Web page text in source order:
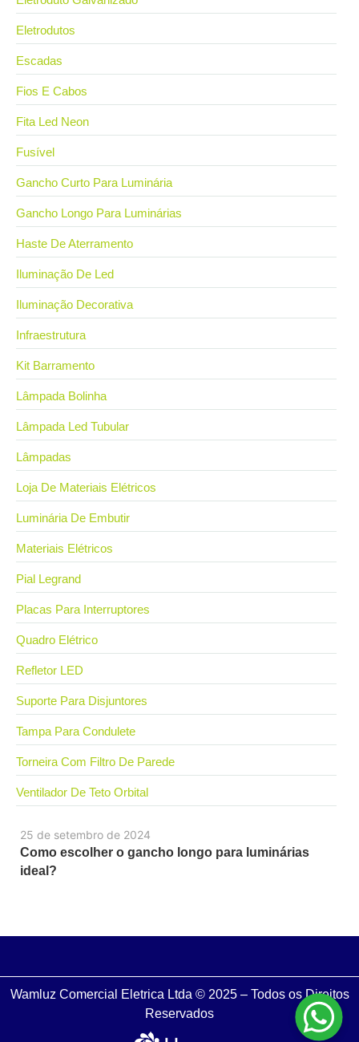
25 de setembro de 2024
Como escolher o gancho longo para luminárias
ideal?
Eletrodutos
Escadas
Fios E Cabos
Fita Led Neon
Fusível
Gancho Curto Para Luminária
Gancho Longo Para Luminárias
Haste De Aterramento
Iluminação De Led
Iluminação Decorativa
Infraestrutura
Kit Barramento
Lâmpada Bolinha
Lâmpada Led Tubular
Lâmpadas
Loja De Materiais Elétricos
Luminária De Embutir
Materiais Elétricos
Pial Legrand
Placas Para Interruptores
Quadro Elétrico
Refletor LED
Suporte Para Disjuntores
Tampa Para Condulete
Torneira Com Filtro De Parede
Ventilador De Teto Orbital
Wamluz Comercial Eletrica Ltda © 2025 – Todos os Direitos
Reservados